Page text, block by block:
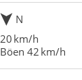
N
20 km/h
Böen 42 km/h